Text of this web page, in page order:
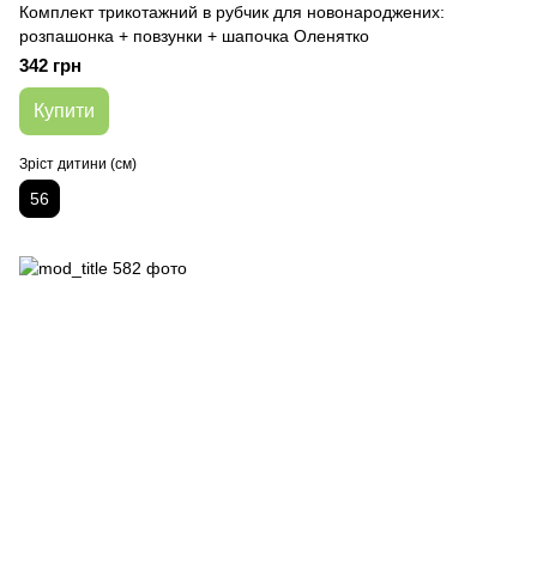
Комплект трикотажний в рубчик для новонароджених:
розпашонка + повзунки + шапочка Оленятко
342 грн
Купити
Зріст дитини (см)
56